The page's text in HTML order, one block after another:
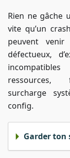
Rien ne gâche
vite qu’un
peuvent venir
défectueux,
ressources,
surcharge
config.
Garder ton